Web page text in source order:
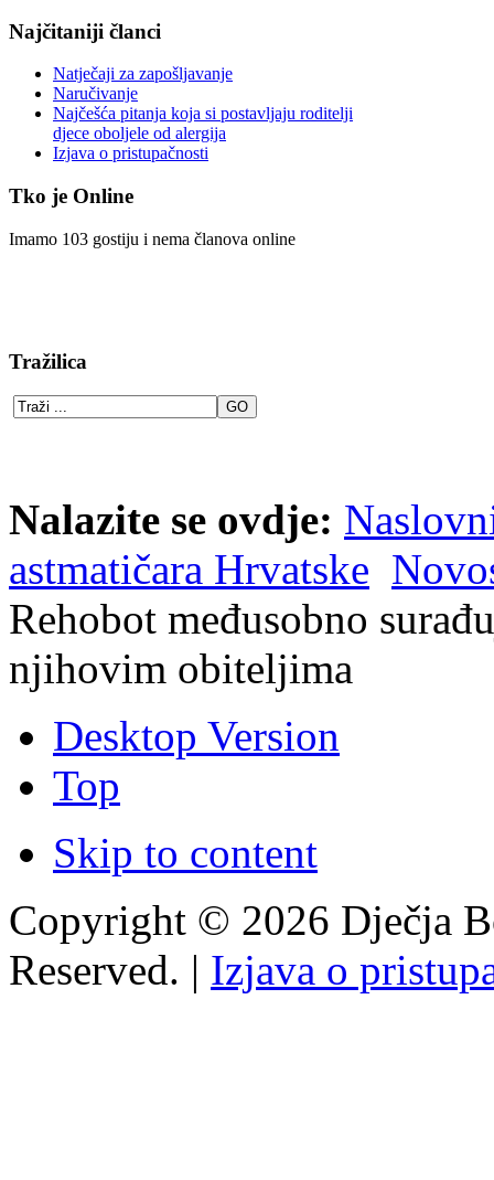
Najčitaniji članci
Natječaji za zapošljavanje
Naručivanje
Najčešća pitanja koja si postavljaju roditelji
djece oboljele od alergija
Izjava o pristupačnosti
Tko je Online
Imamo 103 gostiju i nema članova online
Tražilica
Nalazite se ovdje:
astmatičara Hrvatske
Rehobot međusobno
njihovim obiteljima
Desktop Version
Top
Skip to content
Copyright © 2026 Dječja
Reserved. | Izjava o